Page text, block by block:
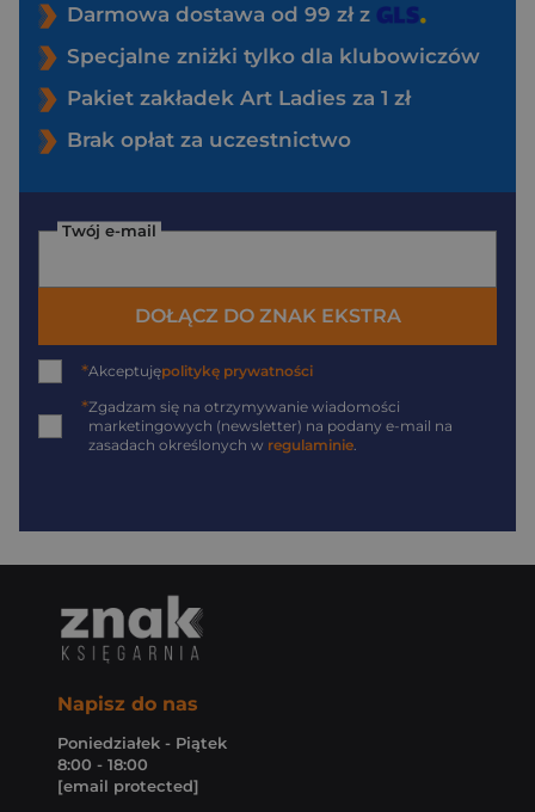
Darmowa dostawa od 99 zł z
Specjalne zniżki tylko dla klubowiczów
Pakiet zakładek Art Ladies za 1 zł
Brak opłat za uczestnictwo
Twój e-mail
DOŁĄCZ DO ZNAK EKSTRA
*Akceptujępolitykę prywatności
*Zgadzam się na otrzymywanie wiadomości
marketingowych (newsletter) na podany e-mail na
zasadach określonych w regulaminie
Napisz do nas
Poniedziałek - Piątek
8:00 - 18:00
[email protected]